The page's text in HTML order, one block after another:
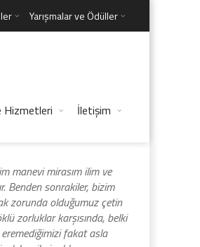
Yarışmalar ve Ödüller
Hizmetleri İletişim
manevi mirasım ilim ve
Benden sonrakiler, bizim
zorunda olduğumuz çetin
zorluklar karşısında, belki
fakat asla